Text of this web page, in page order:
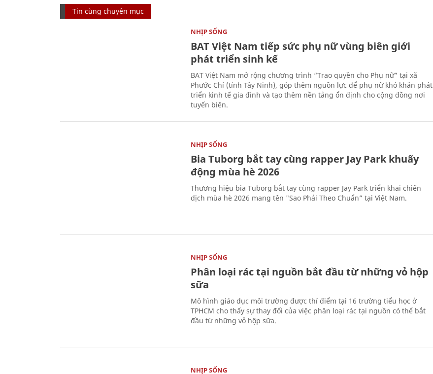
Tin cùng chuyên mục
NHỊP SỐNG
BAT Việt Nam tiếp sức phụ nữ vùng biên giới
phát triển sinh kế
BAT Việt Nam mở rộng chương trình “Trao quyền cho Phụ nữ” tại xã
Phước Chỉ (tỉnh Tây Ninh), góp thêm nguồn lực để phụ nữ khó khăn phát
triển kinh tế gia đình và tạo thêm nền tảng ổn định cho cộng đồng nơi
tuyến biên.
NHỊP SỐNG
Bia Tuborg bắt tay cùng rapper Jay Park khuấy
động mùa hè 2026
Thương hiệu bia Tuborg bắt tay cùng rapper Jay Park triển khai chiến
dịch mùa hè 2026 mang tên "Sao Phải Theo Chuẩn” tại Việt Nam.
NHỊP SỐNG
Phân loại rác tại nguồn bắt đầu từ những vỏ hộp
sữa
Mô hình giáo dục môi trường được thí điểm tại 16 trường tiểu học ở
TPHCM cho thấy sự thay đổi của việc phân loại rác tại nguồn có thể bắt
đầu từ những vỏ hộp sữa.
NHỊP SỐNG